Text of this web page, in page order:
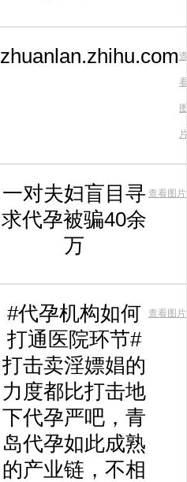
zhuanlan.zhihu.com
一对夫妇盲目寻
求代孕被骗40余
万
查看图片
#代孕机构如何
打通医院环节#
打击卖淫嫖娼的
力度都比打击地
下代孕严吧，青
岛代孕如此成熟
的产业链，不相
查看图片